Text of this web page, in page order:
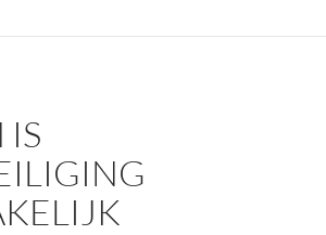
IS